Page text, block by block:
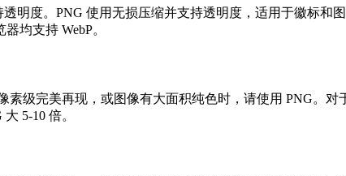
度。PNG 使用无损压缩并支持透明度，适用于徽标和
均支持 WebP。
级完美再现，或图像有大面积纯色时，请使用 PNG。
5-10 倍。